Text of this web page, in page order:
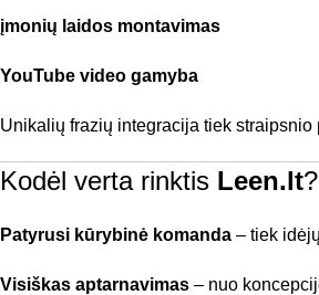
įmonių laidos montavimas
YouTube video gamyba
Unikalių frazių integracija tiek
Kodėl verta rinktis Leen.lt?
Patyrusi kūrybinė komanda – tiek
Visiškas aptarnavimas – nuo